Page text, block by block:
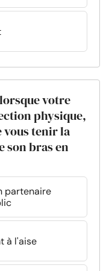
votre
physique,
vous tenir la
son bras en
partenaire
à l'aise